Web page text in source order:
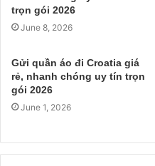
trọn gói 2026
June 8, 2026
Gửi quần áo đi Croatia giá
rẻ, nhanh chóng uy tín trọn
gói 2026
June 1, 2026